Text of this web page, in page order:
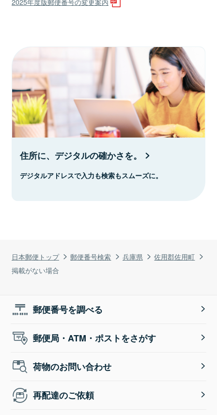
日本郵便トップ 郵便番号検索 兵庫県
佐用郡佐用町
掲載がない場合
住所に、デジタルの確かさを。
デジタルアドレスで入力も検索もスムーズに。
郵便番号を調べる
郵便局・ATM・ポストをさがす
荷物のお問い合わせ
再配達のご依頼